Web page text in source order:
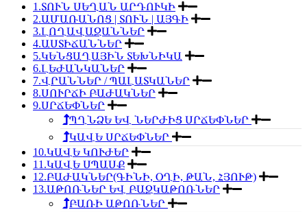
1.ՏՈՒՆ ՍԵՂԱՆ ԱՐԴՈՒԿԻ
2.ԱՄԱՌԱՆՈՑ | ՏՈՒՆ | ԱՅԳԻ
3.ԼՈՂԱՎԱԶԱՆՆԵՐ
4.ԱՍՏԻՃԱՆՆԵՐ
5.ԿԵՆՑԱՂԱՅԻՆ ՏԵԽՆԻԿԱ
6.ԼԵԺԱՆԿԱՆԵՐ
7.ՎՐԱՆՆԵՐ / ՊԱԼԱՏԿԱՆԵՐ
8.ՍՈՒՐՃԻ ԲԱԺԱԿՆԵՐ
9.ՍՐՃԵՓՆԵՐ
ՊՂՆՁԵ ԵՎ ՆԵՐԺԻՑ ՍՐՃԵՓՆԵՐ
ԿԱՎԵ ՍՐՃԵՓՆԵՐ
10.ԿԱՎԵ ԿՈՒԺԵՐ
11.ԿԱՎԵ ՍՊԱՍՔ
12.ԲԱԺԱԿՆԵՐ(ԳԻՆԻ, ՕՂԻ, ԹԱՆ, ՀՅՈՒԹ)
13.ԱԹՈՌՆԵՐ ԵՎ ԲԱԶԿԱԹՈՌՆԵՐ
ԲԱՌԻ ԱԹՈՌՆԵՐ